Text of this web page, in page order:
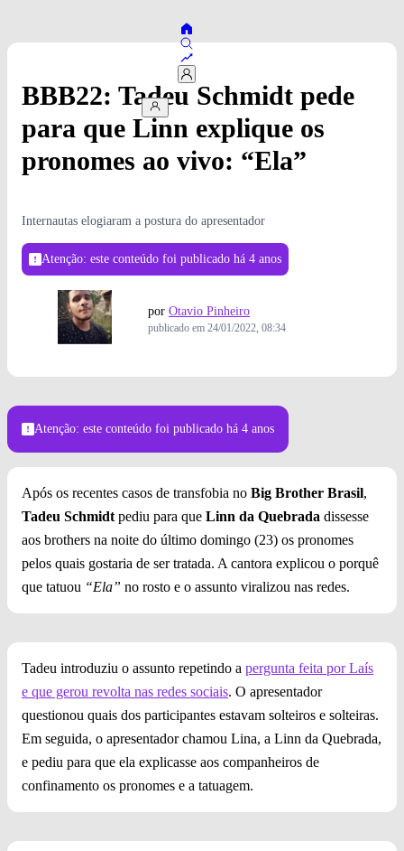
BBB22: Tadeu Schmidt pede
para que Linn explique os
pronomes ao vivo: “Ela”
Internautas elogiaram a postura do apresentador
Atenção: este conteúdo foi publicado há 4 anos
por Otavio Pinheiro
publicado em 24/01/2022, 08:34
Atenção: este conteúdo foi publicado há 4 anos
Após os recentes casos de transfobia no Big Brother Brasil,
Tadeu Schmidt pediu para que Linn da Quebrada dissesse
aos brothers na noite do último domingo (23) os pronomes
pelos quais gostaria de ser tratada. A cantora explicou o porquê
que tatuou “Ela” no rosto e o assunto viralizou nas redes.
Tadeu introduziu o assunto repetindo a pergunta feita por Laís
e que gerou revolta nas redes sociais. O apresentador
questionou quais dos participantes estavam solteiros e solteiras.
Em seguida, o apresentador chamou Lina, a Linn da Quebrada,
e pediu para que ela explicasse aos companheiros de
confinamento os pronomes e a tatuagem.